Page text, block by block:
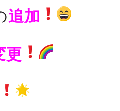
追加
更